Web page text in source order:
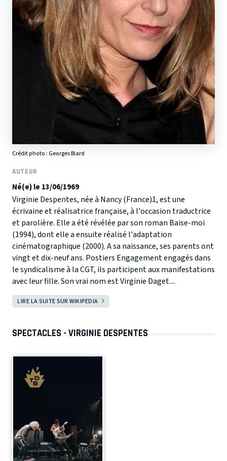
Crédit photo :Georges Biard
AUTEUR
Né(e) le 13/06/1969
Virginie Despentes, née à Nancy (France)1, est une
écrivaine et réalisatrice française, à l'occasion traductrice
et parolière. Elle a été révélée par son roman Baise-moi
(1994), dont elle a ensuite réalisé l'adaptation
cinématographique (2000). A sa naissance, ses parents ont
vingt et dix-neuf ans. Postiers Engagement engagés dans
le syndicalisme à la CGT, ils participent aux manifestations
avec leur fille. Son vrai nom est Virginie Daget....
LIRE LA SUITE SUR WIKIPEDIA
SPECTACLES - VIRGINIE DESPENTES